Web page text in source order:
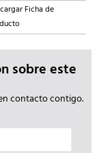
Ficha de
sobre este
contacto contigo.